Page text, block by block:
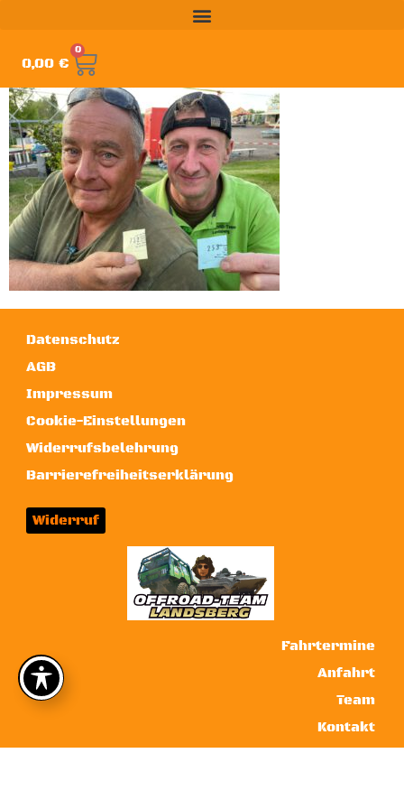
0,00 €
0
Datenschutz
AGB
Impressum
Cookie-Einstellungen
Widerrufsbelehrung
Barrierefreiheitserklärung
Widerruf
Fahrtermine
Anfahrt
Team
Kontakt